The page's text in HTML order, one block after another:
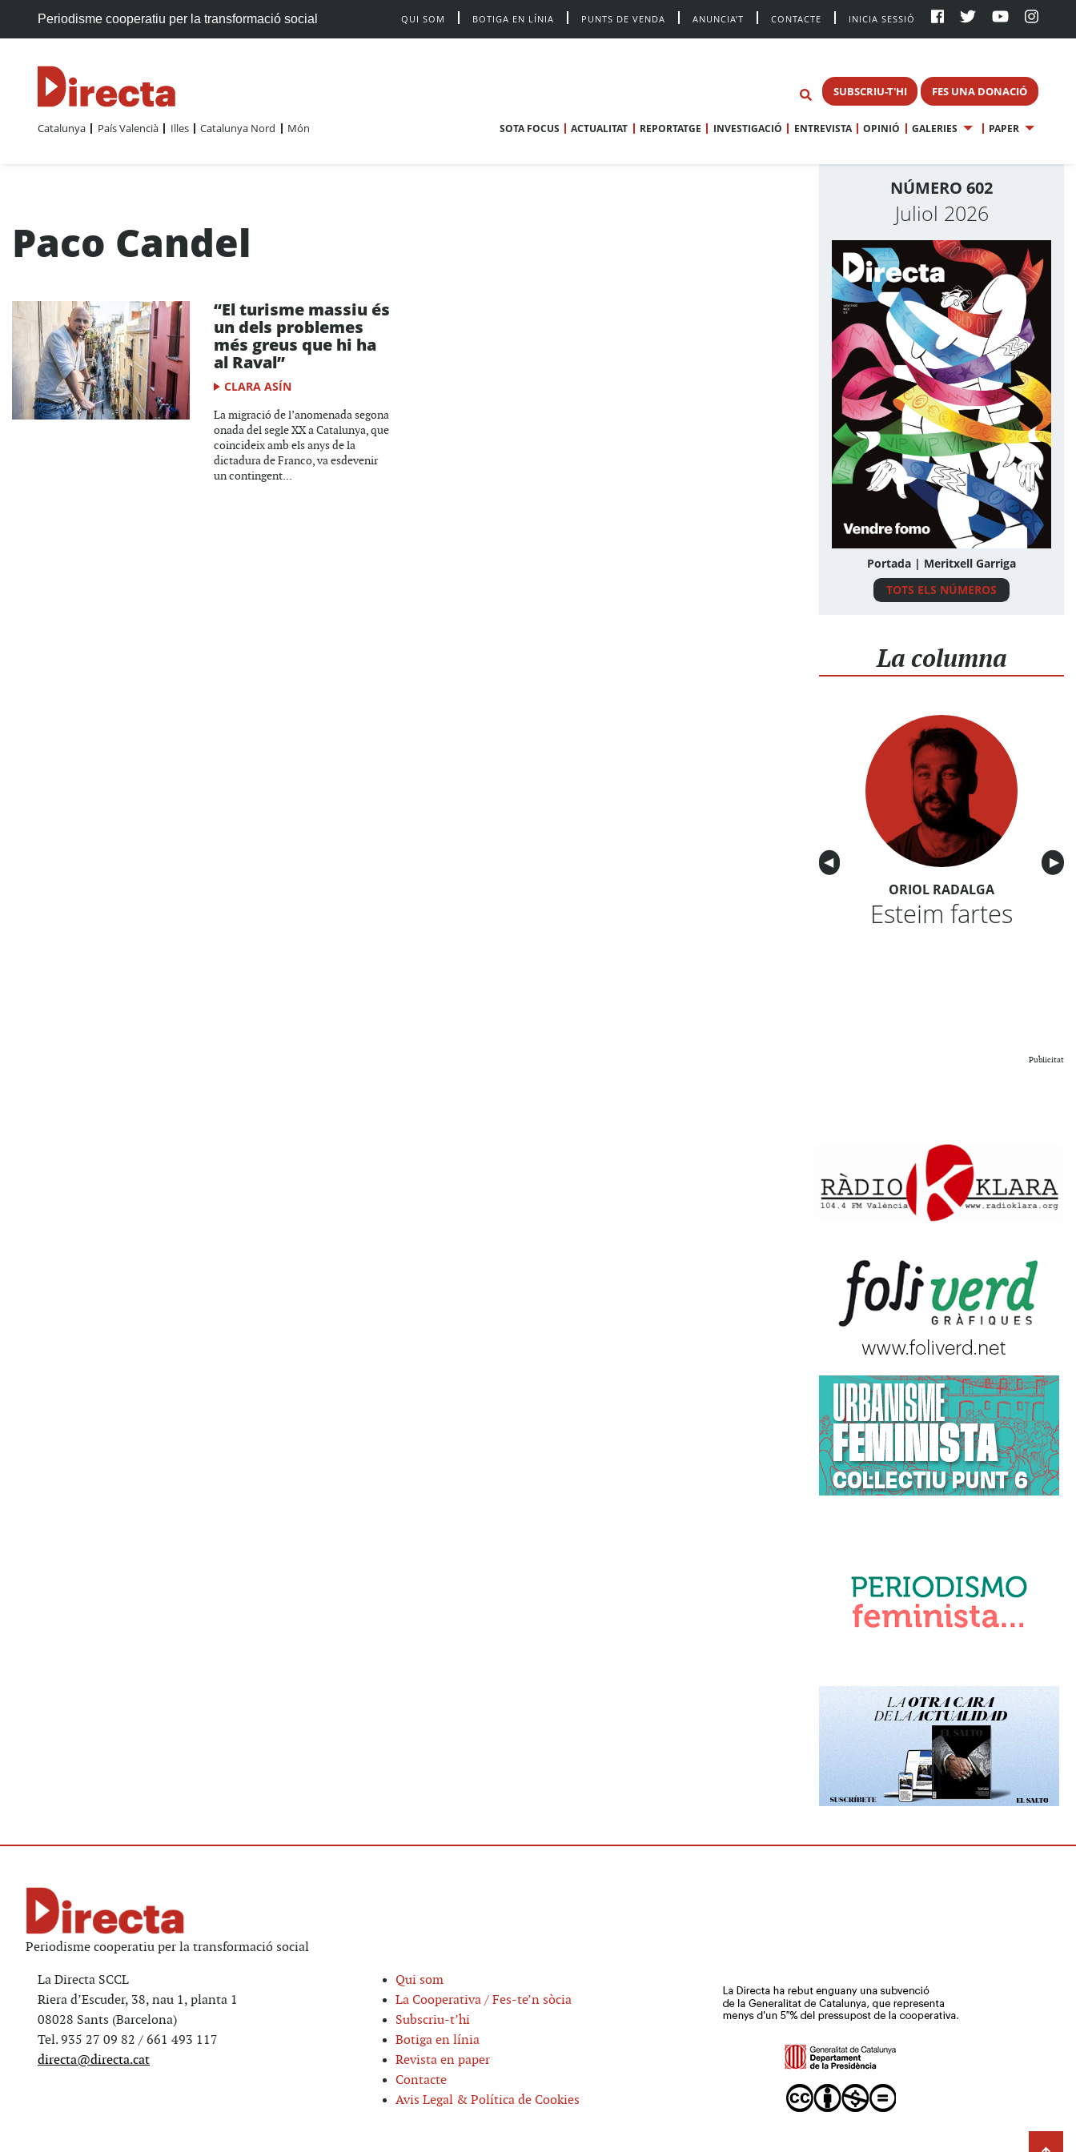
Periodisme cooperatiu per la transformació social QUI SOM BOTIGA EN LÍNIA PUNTS DE VENDA ANUNCIA’T CONTACTE INICIA SESSIÓ
SUBSCRIU-T'HI FES UNA DONACIÓ
Catalunya País Valencià Illes Catalunya Nord Món SOTA FOCUS ACTUALITAT REPORTATGE INVESTIGACIÓ ENTREVISTA OPINIÓ GALERIES PAPER
Paco Candel
“El turisme massiu és
un dels problemes
més greus que hi ha
al Raval”
CLARA ASÍN
La migració de l’anomenada segona
onada del segle XX a Catalunya, que
coincideix amb els anys de la
dictadura de Franco, va esdevenir
un contingent...
NÚMERO 602
Juliol 2026
Portada | Meritxell Garriga
TOTS ELS NÚMEROS
La columna
Anterior
◀︎ ▶︎
ORIOL RADALGA
Esteim fartes
Publicitat
Periodisme cooperatiu per la transformació social
La Directa SCCL
Riera d’Escuder, 38, nau 1, planta 1
08028 Sants (Barcelona)
Tel. 935 27 09 82 / 661 493 117
directa@directa.cat
Qui som
La Cooperativa / Fes-te’n sòcia
Subscriu-t’hi
Botiga en línia
Revista en paper
Contacte
Avis Legal & Política de Cookies